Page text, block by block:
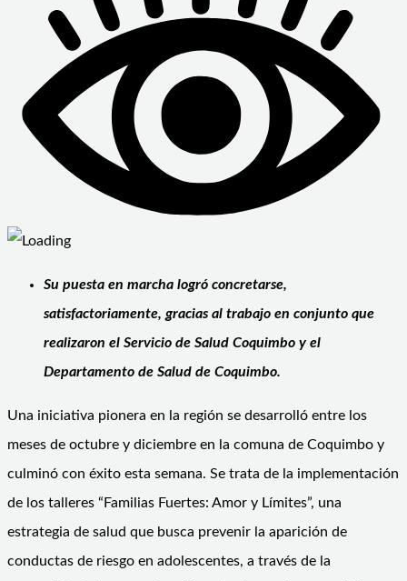
Su puesta en marcha logró concretarse,
satisfactoriamente, gracias al trabajo en conjunto que
realizaron el Servicio de Salud Coquimbo y el
Departamento de Salud de Coquimbo.
Una iniciativa pionera en la región se desarrolló entre los
meses de octubre y diciembre en la comuna de Coquimbo y
culminó con éxito esta semana. Se trata de la implementación
de los talleres “Familias Fuertes: Amor y Límites”, una
estrategia de salud que busca prevenir la aparición de
conductas de riesgo en adolescentes, a través de la